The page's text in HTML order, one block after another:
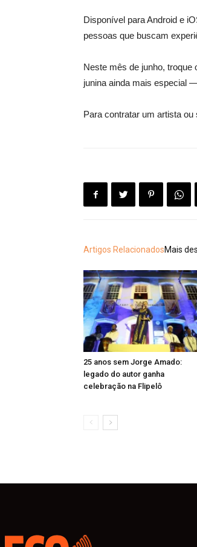
Disponível para Android e
pessoas que buscam
Neste mês de junho,
junina ainda mais especial
Para contratar um artista
Artigos RelacionadosMais
25 anos sem Jorge Amado:
legado do autor ganha
celebração na Flipelô